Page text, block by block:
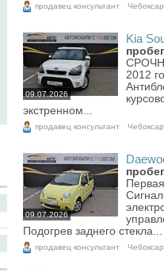
продавец консультант
09.07.2026
Kia
2012
экстренном...
продавец консультант
09.07.2026
Подогрев заднего стекла...
продавец консультант